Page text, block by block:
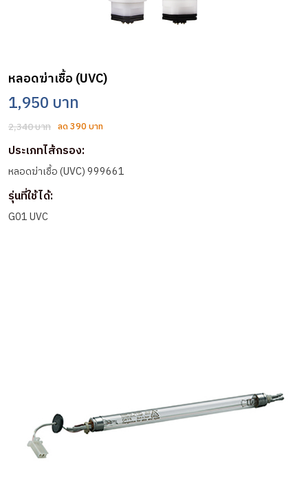
หลอดฆ่าเชื้อ (UVC)
1,950 บาท
2,340 บาท ลด 390 บาท
ประเภทไส้กรอง:
หลอดฆ่าเชื้อ (UVC) 999661
รุ่นที่ใช้ได้:
G01 UVC